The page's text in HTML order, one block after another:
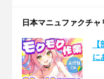
日本マニュファクチ
に